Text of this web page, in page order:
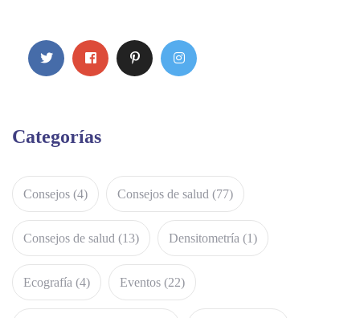
Categorías
Consejos (4) Consejos de salud (77)
Consejos de salud (13) Densitometría (1)
Ecografía (4) Eventos (22)